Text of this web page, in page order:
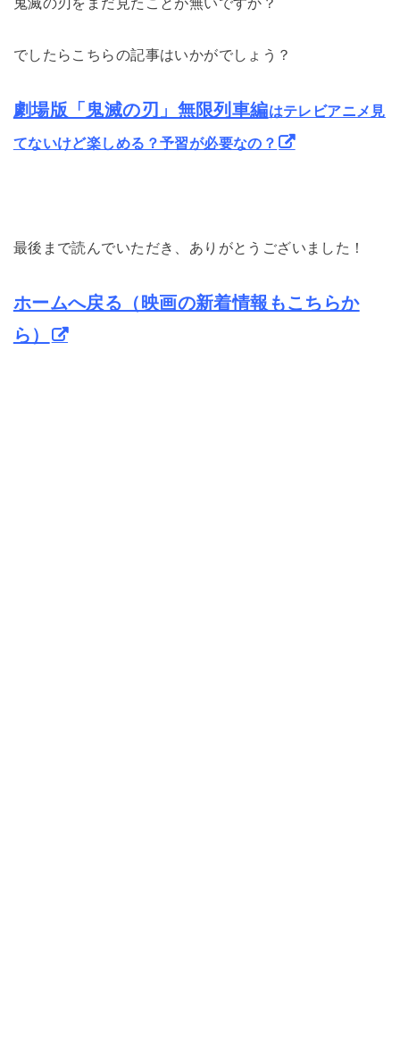
でしたらこちらの記事はいかがでしょう？
劇場版「鬼滅の刃」無限列車編はテレビアニメ見
てないけど楽しめる？予習が必要なの？
最後まで読んでいただき、ありがとうございました！
ホームへ戻る（映画の新着情報もこちらか
ら）